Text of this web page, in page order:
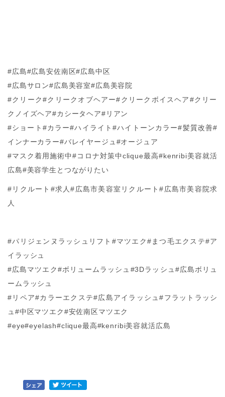
#広島#広島安佐南区#広島中区
#広島サロン#広島美容室#広島美容院
#クリーク#クリークオブヘアー#クリークボイスヘア#クリー
クノイズヘア#カシータヘア#リアン
#ショート#カラー#ハイライト#ハイトーンカラー#髪質改善#
インナーカラー#バレイヤージュ#オージュア
#マスク着用施術中#コロナ対策中clique最高#kenribi美容就活
広島#美容学生とつながりたい
#リクルート#求人#広島市美容室リクルート#広島市美容院求
人
#パリジェンヌラッシュリフト#マツエク#まつ毛エクステ#ア
イラッシュ
#広島マツエク#ボリュームラッシュ#3Dラッシュ#広島ボリュ
ームラッシュ
#リペア#カラーエクステ#広島アイラッシュ#フラットラッシ
ュ#中区マツエク#安佐南区マツエク
#eye#eyelash#clique最高#kenribi美容就活広島